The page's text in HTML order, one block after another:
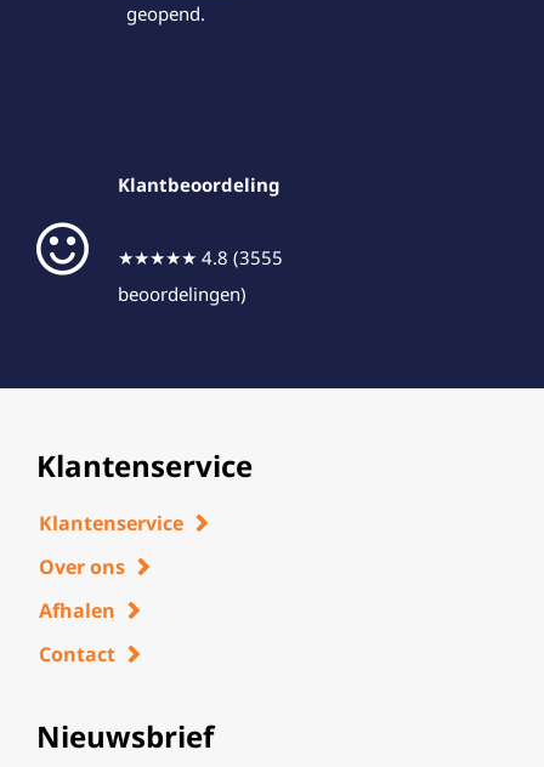
geopend.
Klantbeoordeling
★★★★★ 4.8 (3555
beoordelingen)
Klantenservice
Klantenservice
Over ons
Afhalen
Contact
Nieuwsbrief